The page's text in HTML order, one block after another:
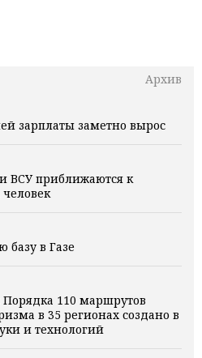
Архив
зарплаты заметно вырос
ВСУ приближаются к
базу в Газе
110 маршрутов
в 35 регионах создано в
и технологий